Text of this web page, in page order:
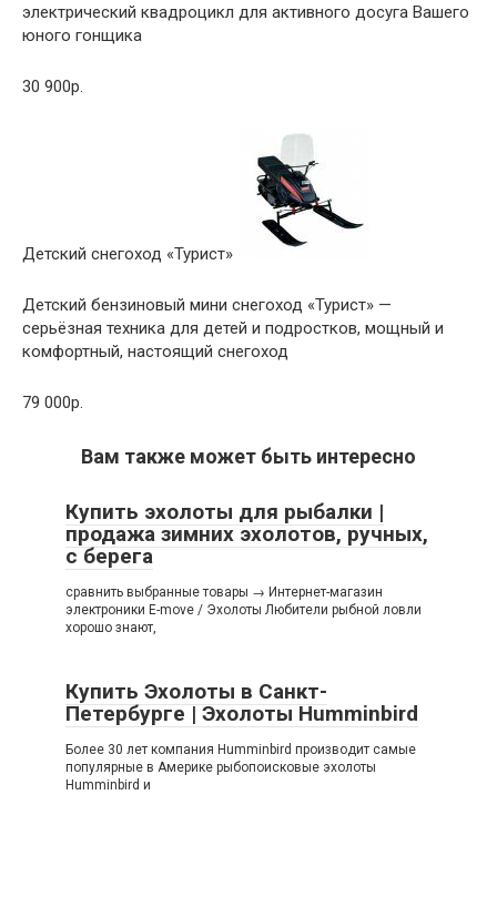
электрический квадроцикл для активного досуга Вашего
юного гонщика
30 900р.
Детский снегоход «Турист»
Детский бензиновый мини снегоход «Турист» —
серьёзная техника для детей и подростков, мощный и
комфортный, настоящий снегоход
79 000р.
Вам также может быть интересно
Купить эхолоты для рыбалки |
продажа зимних эхолотов, ручных,
с берега
сравнить выбранные товары → Интернет-магазин
электроники E-move / Эхолоты Любители рыбной ловли
хорошо знают,
Купить Эхолоты в Санкт-
Петербурге | Эхолоты Humminbird
Более 30 лет компания Humminbird производит самые
популярные в Америке рыбопоисковые эхолоты
Humminbird и